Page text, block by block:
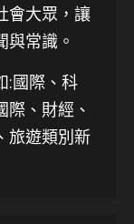
會大眾，讓
常識。
:國際、科
、財經、
旅遊類別新